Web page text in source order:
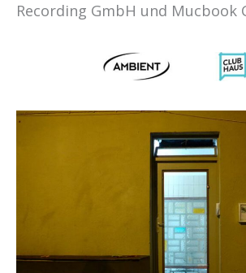
Recording GmbH und Mucbook